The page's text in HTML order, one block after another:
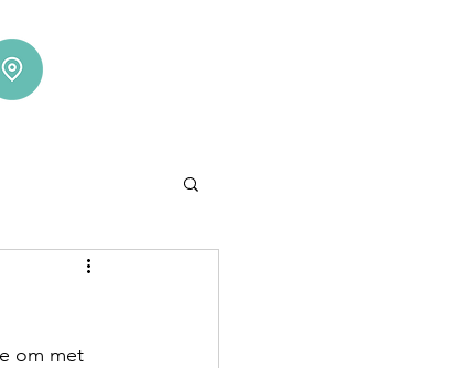
om met